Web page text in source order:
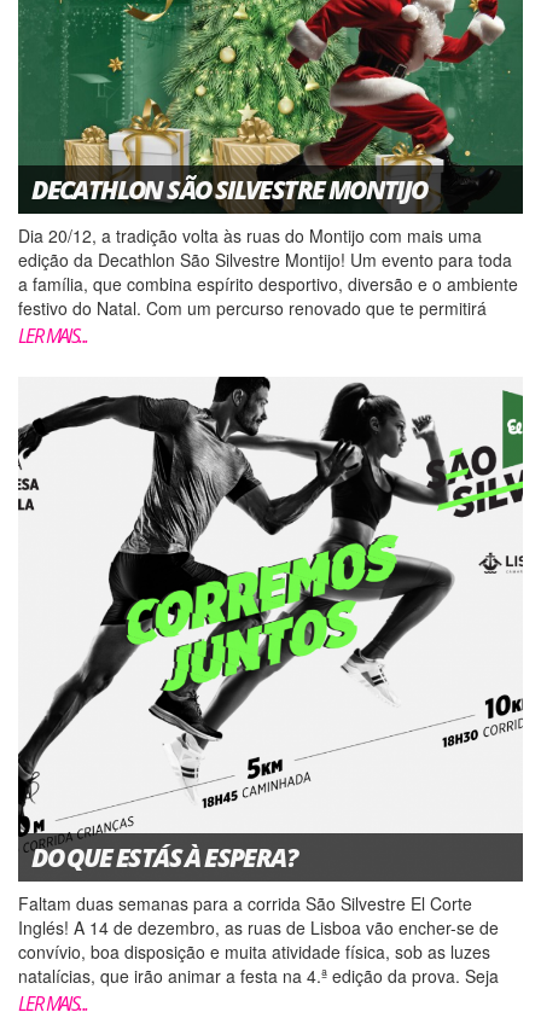
DECATHLON SÃO SILVESTRE MONTIJO
Dia 20/12, a tradição volta às ruas do Montijo com mais uma
edição da Decathlon São Silvestre Montijo! Um evento para toda
a família, que combina espírito desportivo, diversão e o ambiente
festivo do Natal. Com um percurso renovado que te permitirá
bater recordes, esta prova passará pel...
LER MAIS...
DO QUE ESTÁS À ESPERA?
Faltam duas semanas para a corrida São Silvestre El Corte
Inglés! A 14 de dezembro, as ruas de Lisboa vão encher-se de
convívio, boa disposição e muita atividade física, sob as luzes
natalícias, que irão animar a festa na 4.ª edição da prova. Seja
adulto ou criança, não queira ficar...
LER MAIS...